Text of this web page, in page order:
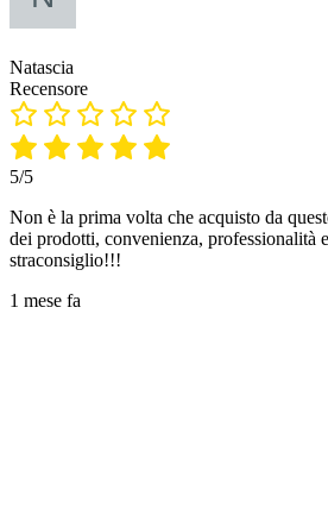
Natascia
Recensore
5/5
Non è la prima volta che acquisto da
dei prodotti, convenienza, professionalità
straconsiglio!!!
1 mese fa